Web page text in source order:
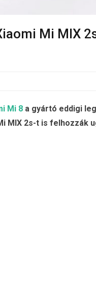
Mi MIX
Mi 8 a gyártó eddigi
MIX 2s-t is felhozzák